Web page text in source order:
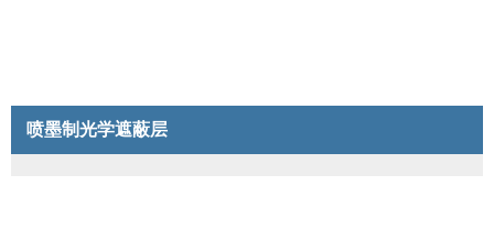
喷墨制光学遮蔽层